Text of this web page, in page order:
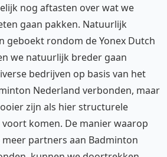
nog aftasten over wat we
gaan pakken. Natuurlijk
geboekt rondom de Yonex Dutch
we natuurlijk breder gaan
bedrijven op basis van het
Nederland verbonden, maar
zijn als hier structurele
komen. De manier waarop
partners aan Badminton